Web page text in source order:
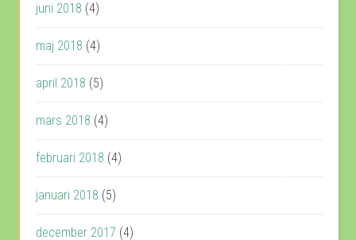
juni 2018 (4)
maj 2018 (4)
april 2018 (5)
mars 2018 (4)
februari 2018 (4)
januari 2018 (5)
december 2017 (4)